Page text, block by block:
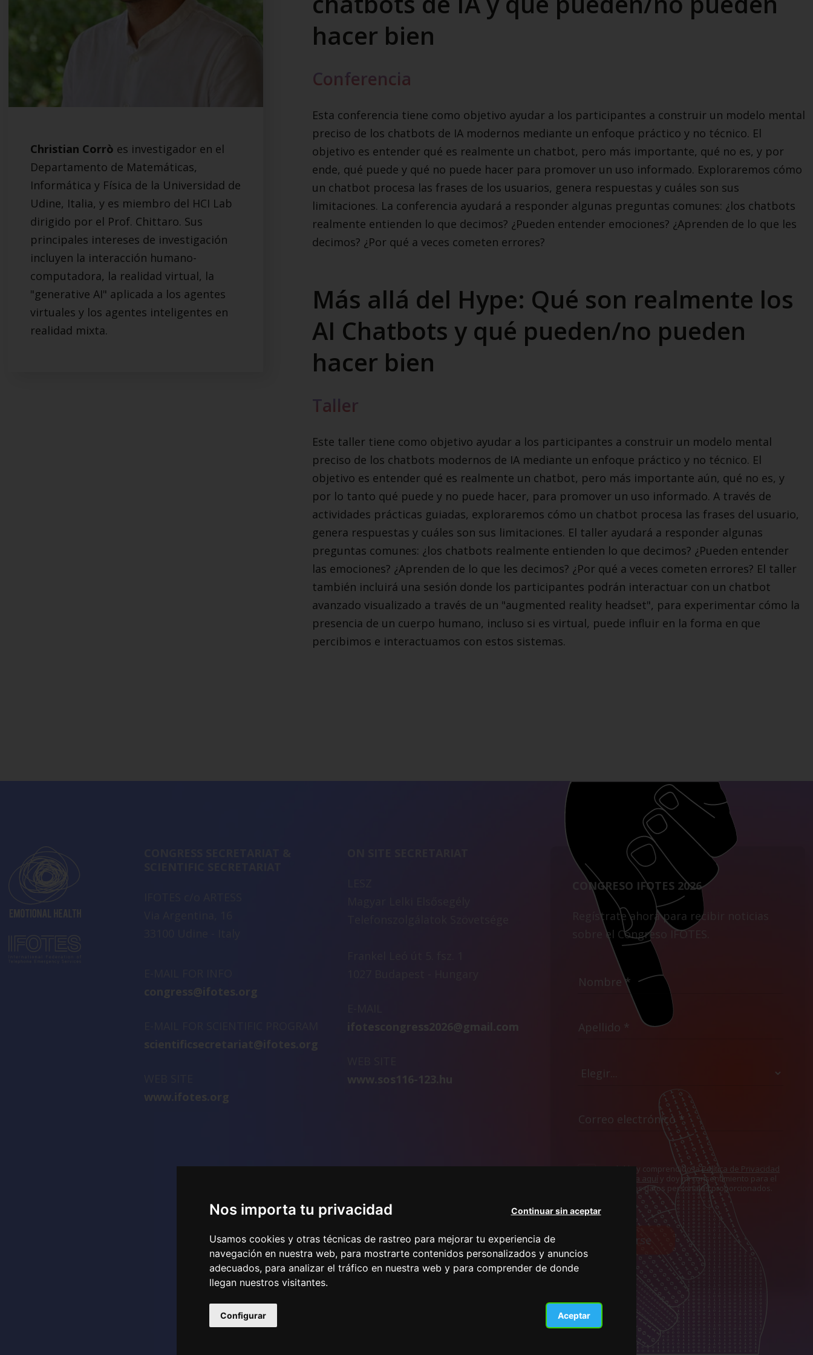
Nos importa tu privacidad
Usamos cookies y otras técnicas de rastreo para mejorar tu experiencia de
navegación en nuestra web, para mostrarte contenidos personalizados y anuncios
adecuados, para analizar el tráfico en nuestra web y para comprender de donde
llegan nuestros visitantes.
Aceptar
Continuar sin aceptar
Configurar
Christian Corrò es investigador en el
Departamento de Matemáticas,
Informática y Física de la Universidad de
Udine, Italia, y es miembro del HCI Lab
dirigido por el Prof. Chittaro. Sus
principales intereses de investigación
incluyen la interacción humano-
computadora, la realidad virtual, la
"generative AI" aplicada a los agentes
virtuales y los agentes inteligentes en
realidad mixta.
hacer bien
Conferencia
Esta conferencia tiene como objetivo ayudar a los participantes a construir un modelo mental
preciso de los chatbots de IA modernos mediante un enfoque práctico y no técnico. El
objetivo es entender qué es realmente un chatbot, pero más importante, qué no es, y por
ende, qué puede y qué no puede hacer para promover un uso informado. Exploraremos cómo
un chatbot procesa las frases de los usuarios, genera respuestas y cuáles son sus
limitaciones. La conferencia ayudará a responder algunas preguntas comunes: ¿los chatbots
realmente entienden lo que decimos? ¿Pueden entender emociones? ¿Aprenden de lo que les
decimos? ¿Por qué a veces cometen errores?
Más allá del Hype: Qué son realmente los
AI Chatbots y qué pueden/no pueden
hacer bien
Taller
Este taller tiene como objetivo ayudar a los participantes a construir un modelo mental
preciso de los chatbots modernos de IA mediante un enfoque práctico y no técnico. El
objetivo es entender qué es realmente un chatbot, pero más importante aún, qué no es, y
por lo tanto qué puede y no puede hacer, para promover un uso informado. A través de
actividades prácticas guiadas, exploraremos cómo un chatbot procesa las frases del usuario,
genera respuestas y cuáles son sus limitaciones. El taller ayudará a responder algunas
preguntas comunes: ¿los chatbots realmente entienden lo que decimos? ¿Pueden entender
las emociones? ¿Aprenden de lo que les decimos? ¿Por qué a veces cometen errores? El taller
también incluirá una sesión donde los participantes podrán interactuar con un chatbot
avanzado visualizado a través de un "augmented reality headset", para experimentar cómo la
presencia de un cuerpo humano, incluso si es virtual, puede influir en la forma en que
percibimos e interactuamos con estos sistemas.
congress@ifotes.org
scientificsecretariat@ifotes.org
www.ifotes.org
ifotescongress2026@gmail.com
www.sos116-123.hu
CONGRESO IFOTES 2026
Regístrate ahora para recibir noticias
sobre el Congreso IFOTES.
He leído y comprendido laPolítica de Privacidad
mostrada aquí y doy mi consentimiento para el
uso de los datos personales proporcionados.
Suscribirse